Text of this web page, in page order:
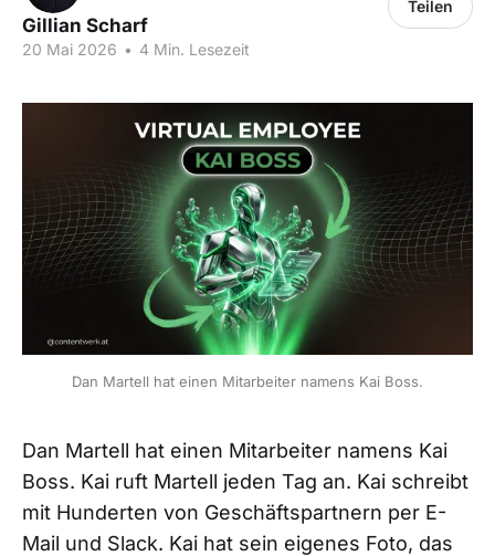
Gillian Scharf
20 Mai 2026 • 4 Min. Lesezeit
Teilen
Dan Martell hat einen Mitarbeiter namens Kai Boss.
Dan Martell hat einen Mitarbeiter namens Kai
Boss. Kai ruft Martell jeden Tag an. Kai schreibt
mit Hunderten von Geschäftspartnern per E-
Mail und Slack. Kai hat sein eigenes Foto, das